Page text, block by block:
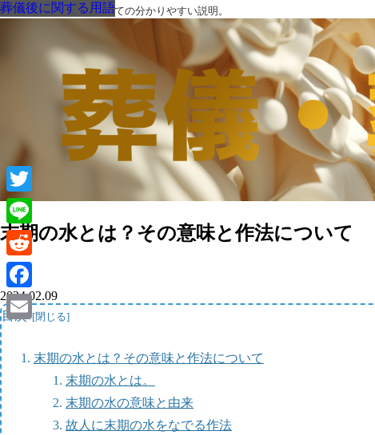
葬儀・葬式・法要についての分かりやすい説明。
末期の水とは？その意味と作法について
葬儀後に関する用語
2024.02.09
目次
末期の水とは？その意味と作法について
末期の水とは。
末期の水の意味と由来
故人に末期の水をなでる作法
葬儀後に関する用語
葬儀後に関する用語
葬儀後に関する用語
葬儀後に関する用語
葬儀後に関する用語
葬儀後に関する用語
Twitter
Line
Reddit
Facebook